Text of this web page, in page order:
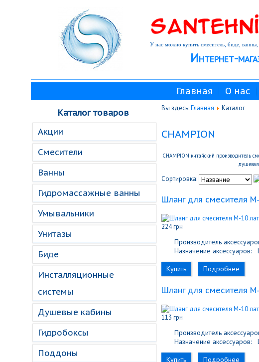
Интернет-
У нас можно купить смеситель, биде,
Главная О нас
Каталог товаров
Акции
Смесители
Ванны
Гидромассажные ванны
Умывальники
Унитазы
Биде
Инсталляционные
системы
Душевые кабины
Гидробоксы
Поддоны
Вы здесь:Главная Каталог
CHAMPION
CHAMPION китайский производитель
Сортировка:
Шланг для смесителя
224 грн
Производитель
Назначение аксессуаров:
Купить
Подробнее
Шланг для смесителя
113 грн
Производитель
Назначение аксессуаров:
Купить
Подробнее